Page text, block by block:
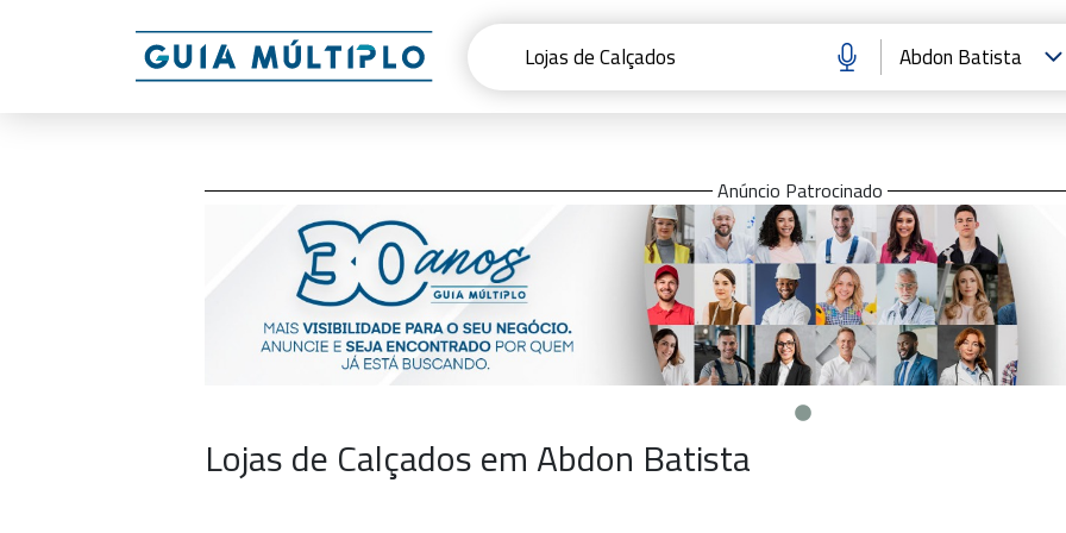
Anúncio Patrocinado
Lojas de Calçados em Abdon Batista